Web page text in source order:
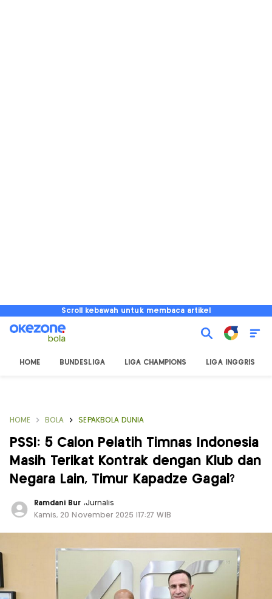
Scroll kebawah untuk membaca artikel
HOME BUNDESLIGA LIGA CHAMPIONS LIGA INGGRIS
HOME BOLA SEPAKBOLA DUNIA
PSSI: 5 Calon Pelatih Timnas Indonesia
Masih Terikat Kontrak dengan Klub dan
Negara Lain, Timur Kapadze Gagal?
Ramdani Bur ,Jurnalis
Kamis, 20 November 2025 |17:27 WIB